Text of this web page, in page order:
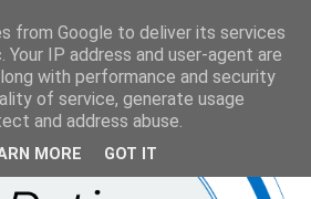
from Google to deliver its services
IP address and user-agent are
with performance and security
of service, generate usage
and address abuse.
MORE GOT IT